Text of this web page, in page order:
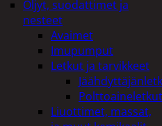
Öljyt, suodattimet ja
nesteet
Avaimet
Imupumput
Letkut ja tarvikkeet
Polttoaineletkut
Liuottimet, massat,